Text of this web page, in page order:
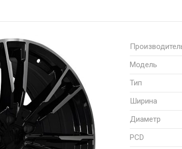
Модель
Тип
Ширина
Диаметр
PCD